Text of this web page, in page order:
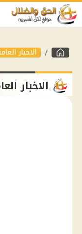
الاخبار
الاخبار